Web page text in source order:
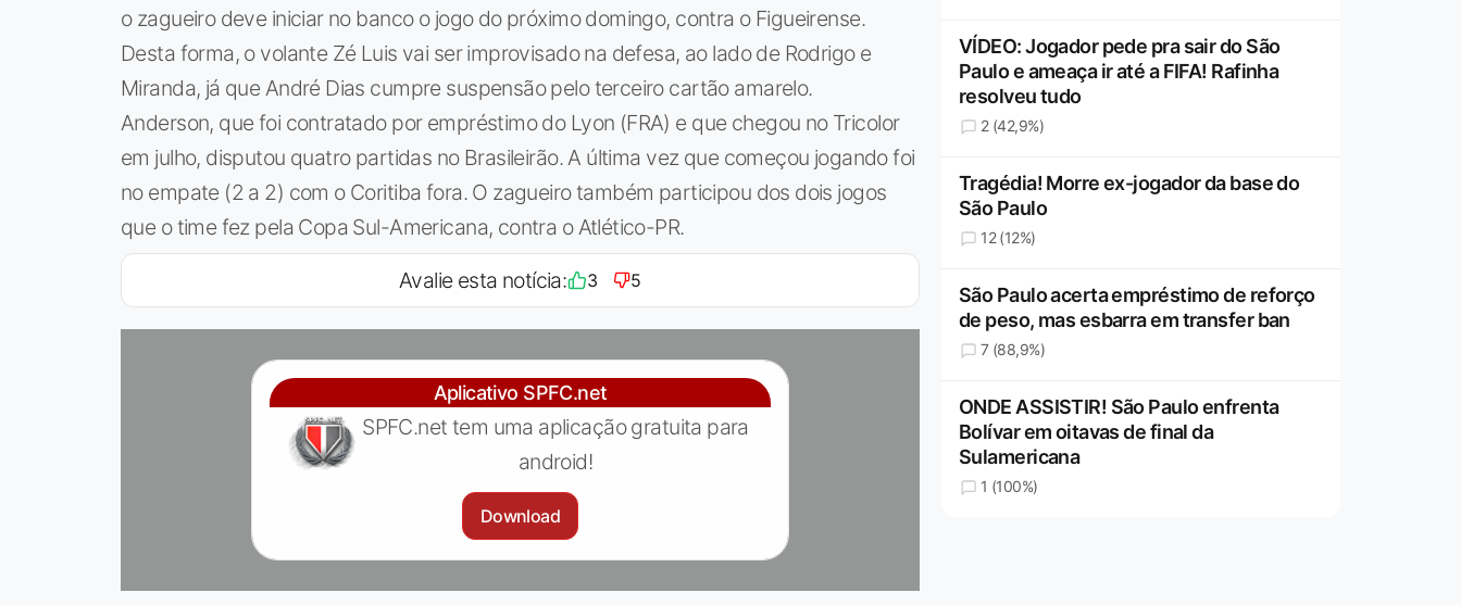
o zagueiro deve iniciar no banco o jogo do próximo domingo, contra o Figueirense.
Desta forma, o volante Zé Luis vai ser improvisado na defesa, ao lado de Rodrigo e
Miranda, já que André Dias cumpre suspensão pelo terceiro cartão amarelo.
Anderson, que foi contratado por empréstimo do Lyon (FRA) e que chegou no Tricolor
em julho, disputou quatro partidas no Brasileirão. A última vez que começou jogando foi
no empate (2 a 2) com o Coritiba fora. O zagueiro também participou dos dois jogos
que o time fez pela Copa Sul-Americana, contra o Atlético-PR.
Avalie esta notícia: 3 5
Aplicativo SPFC.net
SPFC.net tem uma aplicação gratuita para
android!
Download
VÍDEO: Jogador pede pra sair do São
Paulo e ameaça ir até a FIFA! Rafinha
resolveu tudo
2 (42,9%)
Tragédia! Morre ex-jogador da base do
São Paulo
12 (12%)
São Paulo acerta empréstimo de reforço
de peso, mas esbarra em transfer ban
7 (88,9%)
ONDE ASSISTIR! São Paulo enfrenta
Bolívar em oitavas de final da
Sulamericana
1 (100%)